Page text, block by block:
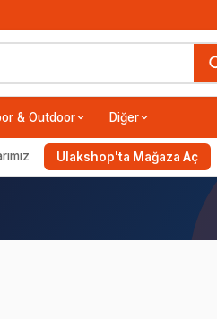
& Outdoor Diğer
Ulakshop'ta Mağaza Aç